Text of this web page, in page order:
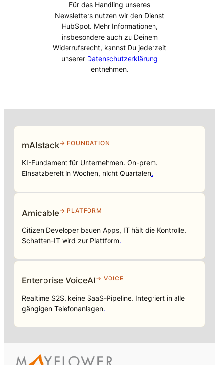
Für das Handling unseres
Newsletters nutzen wir den Dienst
HubSpot. Mehr Informationen,
insbesondere auch zu Deinem
Widerrufsrecht, kannst Du jederzeit
unserer Datenschutzerklärung
entnehmen.
mAIstack→ FOUNDATION
KI-Fundament für Unternehmen. On-prem.
Einsatzbereit in Wochen, nicht Quartalen.
Amicable→ PLATFORM
Citizen Developer bauen Apps, IT hält die Kontrolle.
Schatten-IT wird zur Plattform.
Enterprise VoiceAI→ VOICE
Realtime S2S, keine SaaS-Pipeline. Integriert in alle
gängigen Telefonanlagen.